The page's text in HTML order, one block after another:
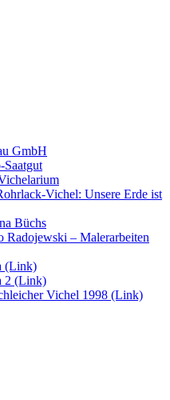
GmbH
Vichel: Unsere Erde ist
Büchs
Radojewski – Malerarbeiten
(Link)
2 (Link)
Vichel 1998 (Link)